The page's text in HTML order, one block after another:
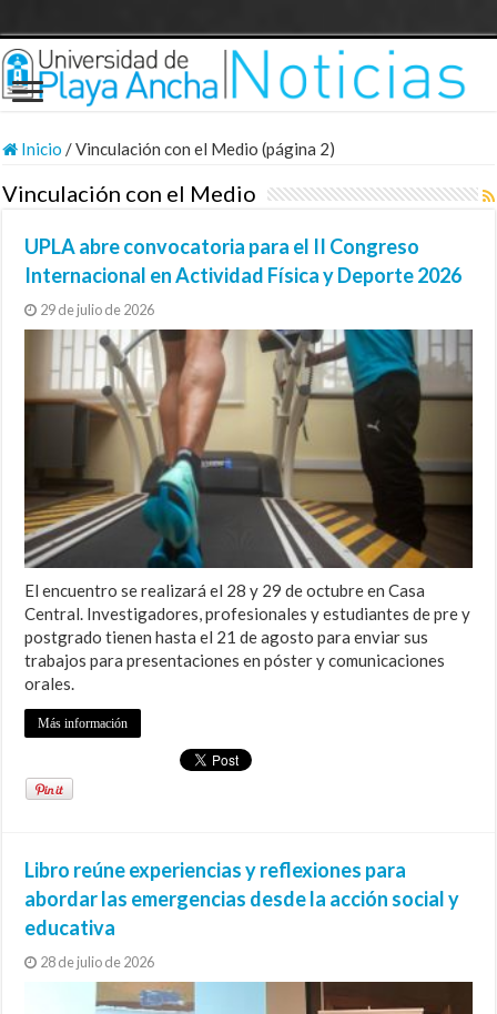
Inicio /Vinculación con el Medio (página 2)
Vinculación con el Medio
UPLA abre convocatoria para el II Congreso
Internacional en Actividad Física y Deporte 2026
29 de julio de 2026
El encuentro se realizará el 28 y 29 de octubre en Casa
Central. Investigadores, profesionales y estudiantes de pre y
postgrado tienen hasta el 21 de agosto para enviar sus
trabajos para presentaciones en póster y comunicaciones
orales.
Más información
Libro reúne experiencias y reflexiones para
abordar las emergencias desde la acción social y
educativa
28 de julio de 2026